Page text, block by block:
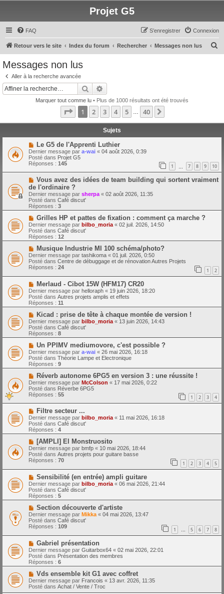
Projet G5
FAQ Connexion
S’enregistrer
Retour vers le site Index du forum Rechercher Messages non lus
Messages non lus
Aller à la recherche avancée
Rechercher
Marquer tout comme lu • Plus de 1000 résultats ont été trouvés
Page 1sur40
1 2 3 4 5 40
Sujets
N
o
u
v
e
a
u
m
e
s
s
a
g
e
Le G5 de l'Apprenti Luthier
Dernier message par a-wai « 04 août 2026, 0:39
Posté dans Projet G5
Réponses : 145 1 7 8 9 10
N
u
v
e
a
u
m
e
s
s
a
g
e
Vous avez des idées de team building qui sortent vraiment
de l'ordinaire ?
Dernier message par sherpa « 02 août 2026, 11:35
Posté dans Café discut'
Réponses : 3
N
o
u
v
e
a
u
m
e
s
s
a
g
e
Grilles HP et pattes de fixation : comment ça marche ?
Dernier message par bilbo_moria « 02 juil. 2026, 14:50
Posté dans Café discut'
Réponses : 12
N
o
u
v
e
a
u
m
e
s
s
a
g
e
Musique Industrie MI 100 schéma/photo?
Dernier message par tashikoma « 01 juil. 2026, 0:50
Posté dans Centre de débuggage et de rénovation Autres Projets
Réponses : 24 1 2
N
o
u
v
e
a
u
m
e
s
s
a
g
e
Merlaud - Cibot 15W (HFM17) CR20
Dernier message par helloraph « 19 juin 2026, 18:20
Posté dans Autres projets amplis et effets
Réponses : 11
N
o
u
v
e
a
m
e
s
s
a
g
e
Kicad : prise de tête à chaque montée de version !
Dernier message par bilbo_moria « 13 juin 2026, 14:43
Posté dans Café discut'
Réponses : 8
N
o
u
v
e
a
u
m
e
s
s
a
g
e
Un PPIMV mediumovore, c'est possible ?
Dernier message par a-wai « 26 mai 2026, 16:18
Posté dans Théorie Lampe et Electronique
Réponses : 9
N
o
u
v
e
a
m
e
s
s
a
g
e
Réverb autonome 6PG5 en version 3 : une réussite !
Dernier message par McColson « 17 mai 2026, 0:22
Posté dans Réverbe 6PG5
Réponses : 55 1 2 3 4
N
o
u
v
e
a
u
m
e
s
s
a
g
e
Filtre secteur ...
Dernier message par bilbo_moria« 11 mai 2026, 16:18
Posté dans Café discut'
Réponses : 4
N
o
u
v
e
a
u
m
e
s
s
a
g
e
[AMPLI] El Monstruosito
Dernier message par bmfp « 10 mai 2026, 18:44
Posté dans Autres projets pour guitare basse
Réponses : 70 1 2 3 4 5
N
o
u
v
e
a
u
m
e
s
s
a
g
e
Sensibilité (en entrée) ampli guitare
Dernier message par bilbo_moria « 06 mai 2026, 21:44
Posté dans Café discut'
Réponses : 5
N
o
u
v
e
a
u
m
e
s
s
a
g
e
Section découverte d'artiste
Dernier message par Mikka « 04 mai 2026, 13:47
Posté dans Café discut'
Réponses : 109 1 … 5 6 7 8
N
o
u
v
e
a
m
e
Gabriel présentation
Dernier message par Guitarbox64 « 02 mai 2026, 22:01
Posté dans Présentation des membres
Réponses : 6
N
o
u
v
Vds ensemble kit G1 avec coffret
Dernier message par Francois « 13 avr. 2026, 11:35
Posté dans Achat / Vente / Troc